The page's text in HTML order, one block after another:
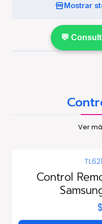
Mostrar
💬
Ver
TL621
Control